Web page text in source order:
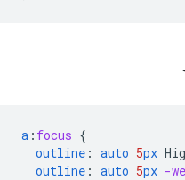
a:focus
outline: auto px
outline: auto px